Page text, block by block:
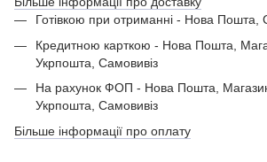
Готівкою при отриманні - Нова Пошта,
Кредитною карткою - Нова Пошта,
Укрпошта, Самовивіз
На рахунок ФОП - Нова Пошта,
Укрпошта, Самовивіз
Більше інформації про оплату